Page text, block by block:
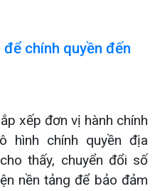
chính quyền đến
xếp đơn vị hành chính
hình chính quyền địa
thấy, chuyển đổi số
nền tảng để bảo đảm